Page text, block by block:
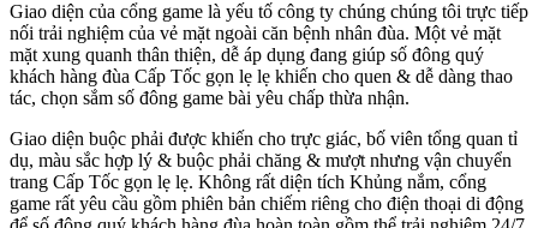
Giao diện của cổng game là yếu tố công ty chúng chúng tôi trực tiếp
nối trải nghiệm của vẻ mặt ngoài căn bệnh nhân đùa. Một vẻ mặt
mặt xung quanh thân thiện, dễ áp dụng đang giúp số đông quý
khách hàng đùa Cấp Tốc gọn lẹ lẹ khiến cho quen & dễ dàng thao
tác, chọn sắm số đông game bài yêu chấp thừa nhận.
Giao diện buộc phải được khiến cho trực giác, bố viên tổng quan tỉ
dụ, màu sắc hợp lý & buộc phải chăng & mượt nhưng vận chuyển
trang Cấp Tốc gọn lẹ lẹ. Không rất diện tích Khủng nắm, cổng
game rất yêu cầu gồm phiên bản chiếm riêng cho điện thoại di động